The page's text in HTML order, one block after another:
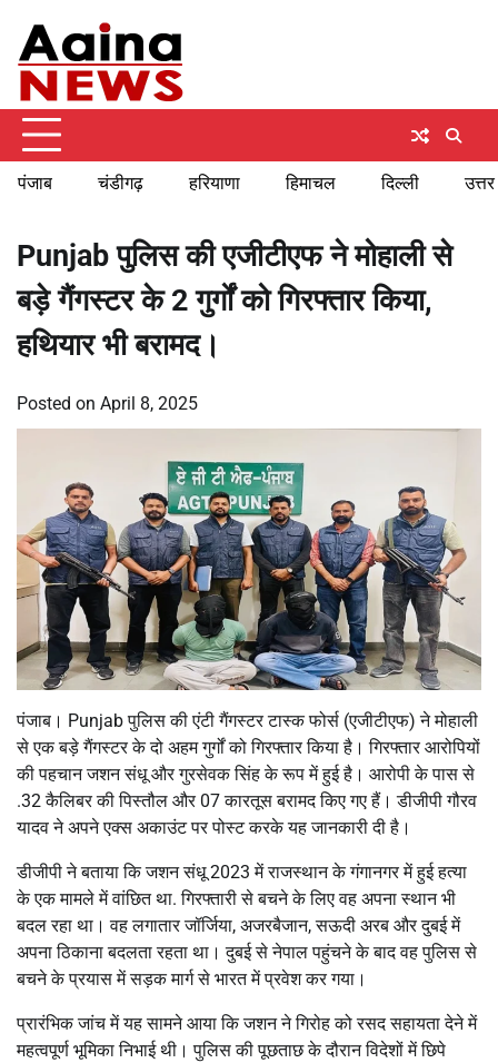
content
पंजाब चंडीगढ़ हरियाणा हिमाचल दिल्ली
Punjab पुलिस की एजीटीएफ ने मोहाली से
बड़े गैंगस्टर के 2 गुर्गों को गिरफ्तार किया,
हथियार भी बरामद।
Posted on April 8, 2025
पंजाब। Punjab पुलिस की एंटी गैंगस्टर टास्क फोर्स (एजीटीएफ) ने मोहाली
से एक बड़े गैंगस्टर के दो अहम गुर्गों को गिरफ्तार किया है। गिरफ्तार आरोपियों
की पहचान जशन संधू और गुरसेवक सिंह के रूप में हुई है। आरोपी के पास से
.32 कैलिबर की पिस्तौल और 07 कारतूस बरामद किए गए हैं। डीजीपी गौरव
यादव ने अपने एक्स अकाउंट पर पोस्ट करके यह जानकारी दी है।
डीजीपी ने बताया कि जशन संधू 2023 में राजस्थान के गंगानगर में हुई हत्या
के एक मामले में वांछित था. गिरफ्तारी से बचने के लिए वह अपना स्थान भी
बदल रहा था। वह लगातार जॉर्जिया, अजरबैजान, सऊदी अरब और दुबई में
अपना ठिकाना बदलता रहता था। दुबई से नेपाल पहुंचने के बाद वह पुलिस से
बचने के प्रयास में सड़क मार्ग से भारत में प्रवेश कर गया।
प्रारंभिक जांच में यह सामने आया कि जशन ने गिरोह को रसद सहायता देने में
महत्वपूर्ण भूमिका निभाई थी। पुलिस की पूछताछ के दौरान विदेशों में छिपे